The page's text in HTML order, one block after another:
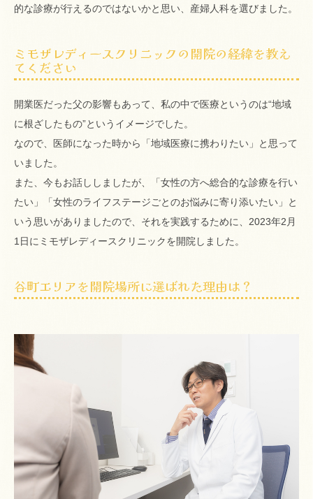
的な診療が行えるのではないかと思い、産婦人科を選びました。
ミモザレディースクリニックの開院の経緯を教え
てください
開業医だった父の影響もあって、私の中で医療というのは“地域
に根ざしたもの”というイメージでした。
なので、医師になった時から「地域医療に携わりたい」と思って
いました。
また、今もお話ししましたが、「女性の方へ総合的な診療を行い
たい」「女性のライフステージごとのお悩みに寄り添いたい」と
いう思いがありましたので、それを実践するために、2023年2月
1日にミモザレディースクリニックを開院しました。
谷町エリアを開院場所に選ばれた理由は？